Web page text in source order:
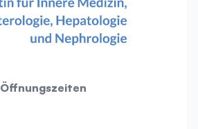
Öffnungszeiten